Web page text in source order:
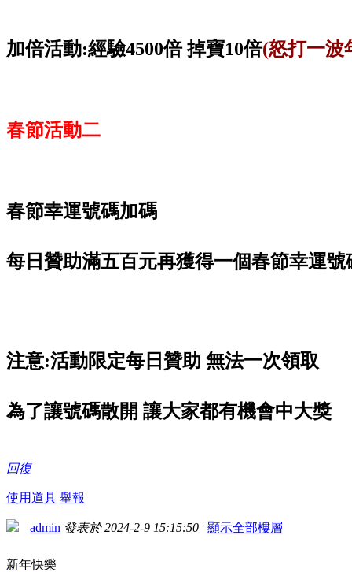
加倍活動:經驗4500倍 掉寶10倍(怒打一波
春節活動二
春節幸運號碼加碼
每日贊助滿五百元再獲得一個春節幸運號
注意:活動限定每日贊助 無法一次領取
為了讓號碼散開 讓大家都有機會中大獎
回復
使用道具 舉報
admin 發表於 2024-2-9 15:15:50 | 顯示全部樓層
新年快樂